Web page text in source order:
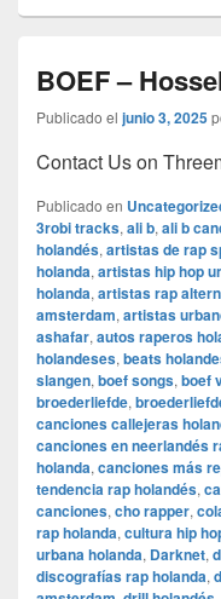
BOEF –
Publicado el junio 3, 2025
Contact Us on
Publicado en
3robi tracks, ali b, ali b
holandés, artistas de rap
holanda, artistas hip hop
holanda, artistas rap
amsterdam, artistas
ashafar, autos raperos
holandeses, beats
slangen, boef songs, boef
broederliefde,
canciones callejeras
canciones en neerlandés
holanda, canciones más
tendencia rap holandés,
canciones, cho rapper,
rap holanda, cultura hip
urbana holanda, Darknet,
discografías rap holanda,